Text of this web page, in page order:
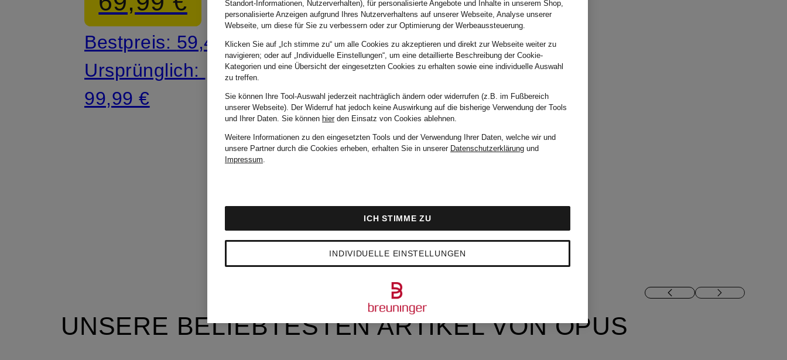
Bestpreis: 59,49 €
Ursprünglich:
99,99 €
UNSERE BELIEBTESTEN ARTIKEL VON OPUS
Standort-Informationen, Nutzerverhalten), für personalisierte Angebote und Inhalte in unserem Shop,
personalisierte Anzeigen aufgrund Ihres Nutzerverhaltens auf unserer Webseite, Analyse unserer
Webseite, um diese für Sie zu verbessern oder zur Optimierung der Werbeaussteuerung.
Klicken Sie auf „Ich stimme zu“ um alle Cookies zu akzeptieren und direkt zur Webseite weiter zu
navigieren; oder auf „Individuelle Einstellungen“, um eine detaillierte Beschreibung der Cookie-
Kategorien und eine Übersicht der eingesetzten Cookies zu erhalten sowie eine individuelle Auswahl
zu treffen.
Sie können Ihre Tool-Auswahl jederzeit nachträglich ändern oder widerrufen (z.B. im Fußbereich
unserer Webseite). Der Widerruf hat jedoch keine Auswirkung auf die bisherige Verwendung der Tools
und Ihrer Daten. Sie können hierden Einsatz von Cookies ablehnen.
Weitere Informationen zu den eingesetzten Tools und der Verwendung Ihrer Daten, welche wir und
unsere Partner durch die Cookies erheben, erhalten Sie in unserer Datenschutzerklärung und
Impressum.
INDIVIDUELLE EINSTELLUNGEN
ICH STIMME ZU